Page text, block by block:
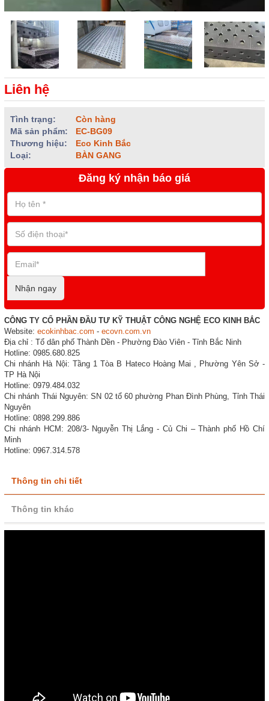
Liên hệ
Tình trạng:
Còn hàng
Mã sản phẩm:
EC-BG09
Thương hiệu:
Eco Kinh Bắc
Loại:
BÀN GANG
Đăng ký nhận báo giá
Nhận ngay
CÔNG TY CỔ PHẦN ĐẦU TƯ KỸ THUẬT CÔNG NGHỆ ECO KINH BẮC
Website: ecokinhbac.com - ecovn.com.vn
Địa chỉ : Tổ dân phố Thành Dền - Phường Đào Viên - Tỉnh Bắc Ninh
Hotline: 0985.680.825
Chi nhánh Hà Nội: Tầng 1 Tòa B Hateco Hoàng Mai , Phường Yên Sở -
TP Hà Nội
Hotline: 0979.484.032
Chi nhánh Thái Nguyên: SN 02 tổ 60 phường Phan Đình Phùng, Tỉnh Thái
Nguyên
Hotline: 0898.299.886
Chi nhánh HCM: 208/3- Nguyễn Thị Lắng - Củ Chi – Thành phố Hồ Chí
Minh
Hotline: 0967.314.578
Thông tin chi tiết
Thông tin khác